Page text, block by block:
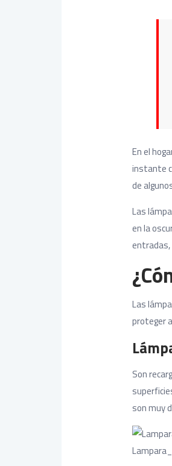
En el
instante
de
Las
en la
Las
proteger
Son
son muy